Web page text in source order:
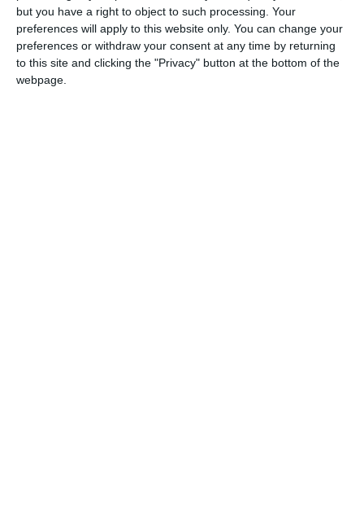
but you have a right to object to such processing. Your
preferences will apply to this website only. You can change your
preferences or withdraw your consent at any time by returning
to this site and clicking the "Privacy" button at the bottom of the
webpage.
fiind bazat pe o altă hotărâre de consiliu (HCL
57/2010), și nu pe cele două HCL-uri imputate de
DNA.